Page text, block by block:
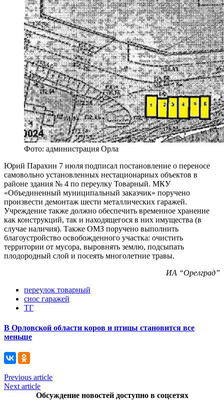
Фото: администрация Орла
Юрий Парахин 7 июля подписал постановление о переносе
самовольно установленных нестационарных объектов в
районе здания № 4 по переулку Товарный. МКУ
«Объединенный муниципальный заказчик» поручено
произвести демонтаж шести металлических гаражей.
Учреждение также должно обеспечить временное хранение
как конструкций, так и находящегося в них имущества (в
случае наличия). Также ОМЗ поручено выполнить
благоустройство освобожденного участка: очистить
территории от мусора, выровнять землю, подсыпать
плодородный слой и посеять многолетние травы.
ИА “Орелград”
переулок товарный
снос гаражей
ТГ
В Орловской области коров и птицы становится все
меньше
Previous article
Next article
Обсуждение новостей доступно в соцсетях